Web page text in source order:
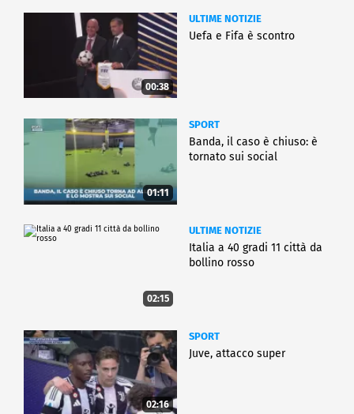
00:38
ULTIME NOTIZIE
Uefa e Fifa è scontro
01:11
SPORT
Banda, il caso è chiuso: è
tornato sui social
02:15
ULTIME NOTIZIE
Italia a 40 gradi 11 città da
bollino rosso
02:16
SPORT
Juve, attacco super